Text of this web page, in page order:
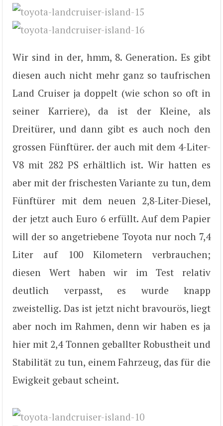
Wir sind in der, hmm, 8. Generation. Es gibt
diesen auch nicht mehr ganz so taufrischen
Land Cruiser ja doppelt (wie schon so oft in
seiner Karriere), da ist der Kleine, als
Dreitürer, und dann gibt es auch noch den
grossen Fünftürer. der auch mit dem 4-Liter-
V8 mit 282 PS erhältlich ist. Wir hatten es
aber mit der frischesten Variante zu tun, dem
Fünftürer mit dem neuen 2,8-Liter-Diesel,
der jetzt auch Euro 6 erfüllt. Auf dem Papier
will der so angetriebene Toyota nur noch 7,4
Liter auf 100 Kilometern verbrauchen;
diesen Wert haben wir im Test relativ
deutlich verpasst, es wurde knapp
zweistellig. Das ist jetzt nicht bravourös, liegt
aber noch im Rahmen, denn wir haben es ja
hier mit 2,4 Tonnen geballter Robustheit und
Stabilität zu tun, einem Fahrzeug, das für die
Ewigkeit gebaut scheint.